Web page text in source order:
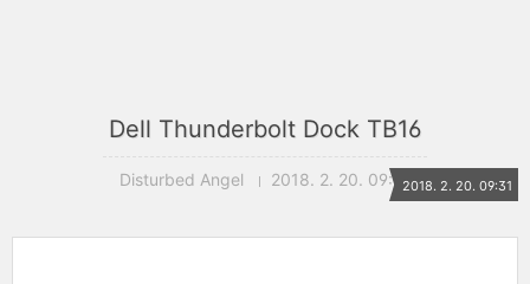
Dell Thunderbolt Dock TB16
Disturbed Angel 2018. 2. 20. 09:312018. 2. 20. 09:31